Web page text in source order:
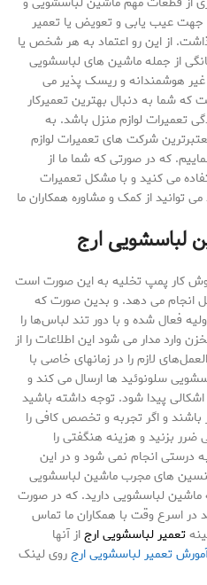
جهت عیب یابی و تعویض یا تعمیر
از این رو اعتماد به هر شخص یا
از جمله ماشین های لباسشویی
هوشمندانه و ریسک پذیر می
که شما به دنبال بهترین تعمیرکار
تعمیرات لوازم منزل باشد. به
شرکت های تعمیرات لوازم
که در صورتی که شما ما از
می کنید و با مشکل تعمیرات
توانید از کمک و مشاوره همکاران ما
لباسشویی ارج
کار پمپ تخلیه به این صورت است
انجام می دهد. و بدین صورت که
فعال شده و با دور تند لباس‌ها را
وارد مدار می شود این اطلاعات را از
لازم را در زمانهای خاصی با
سلونوئید ها ارسال می کند و
اشکالی پیدا شود. توجه داشته باشید
و اگر تجربه و تخصص کافی را
بزنید و هزینه هنگفتی را
درستی انجام نمی شود و در این
های مجرب ماشین لباسشویی
لباسشویی دارید. که در صورت
در اسرع وقت با همکاران ما تماس
تعمیر لباسشویی ارجاز آنها
تعمیر لباسشویی ارجروی لینک